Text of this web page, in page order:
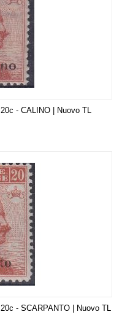
- CALINO | Nuovo TL
- SCARPANTO | Nuovo TL